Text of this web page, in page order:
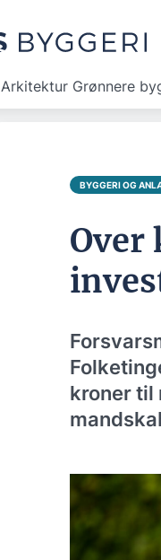
Arkitektur Grønnere
BYGGERI OG
kroner til